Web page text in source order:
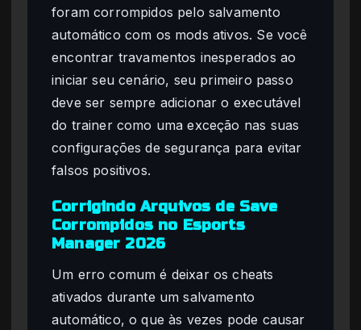
foram corrompidos pelo salvamento
automático com os mods ativos. Se você
encontrar travamentos inesperados ao
iniciar seu cenário, seu primeiro passo
deve ser sempre adicionar o executável
do trainer como uma exceção nas suas
configurações de segurança para evitar
falsos positivos.
Corrigindo Arquivos de Save
Corrompidos no Esports
Manager 2026
Um erro comum é deixar os cheats
ativados durante um salvamento
automático, o que às vezes pode causar